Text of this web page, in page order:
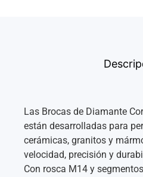
Las Brocas de Diamante
están desarrolladas para
cerámicas, granitos y
velocidad, precisión y
Con rosca M14 y